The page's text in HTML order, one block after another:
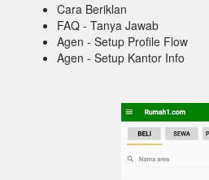
Cara Beriklan
FAQ - Tanya Jawab
Agen - Setup Profile Flow
Agen - Setup Kantor Info